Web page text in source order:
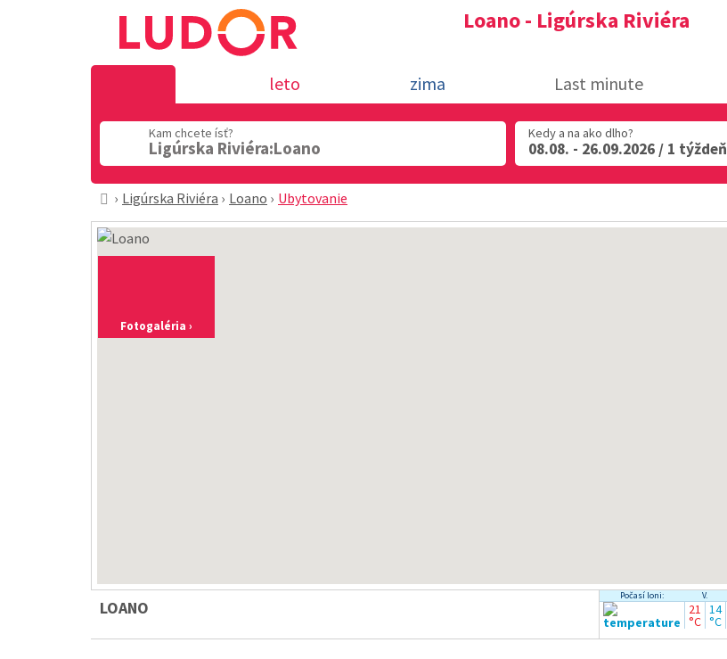
Fotogaléria ›
Loano - Ligúrska Riviéra
leto zima Last minute
Kam chcete ísť?
Ligúrska Riviéra:Loano
Kedy a na ako dlho?
08.08. - 26.09.2026 / 1 týždeň
Ligúrska Riviéra Loano Ubytovanie
LOANO
Počasí loni: V.
21
°C
14
°C